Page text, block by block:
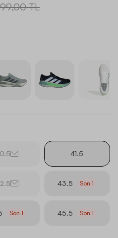
TL
41.5
43.5 Son 1
Son1 45.5 Son 1